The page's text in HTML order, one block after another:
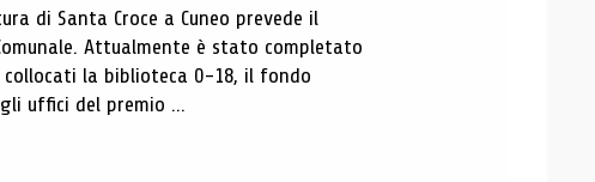
di Santa Croce a Cuneo prevede il
Attualmente è stato completato
la biblioteca 0-18, il fondo
uffici del premio ...